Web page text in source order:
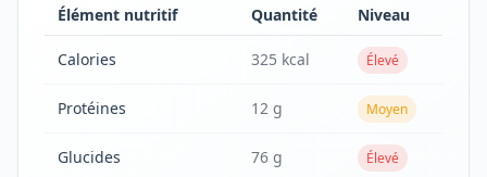
Élément nutritif Quantité Niveau
Calories 325 kcal Élevé
Protéines 12 g Moyen
Glucides 76 g Élevé